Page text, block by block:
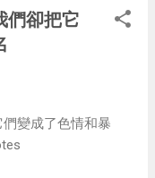
們卻把它
們變成了色情和暴